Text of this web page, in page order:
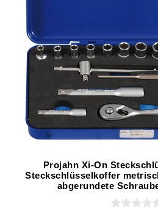
Projahn Xi-On
Steckschlüsselkoffer
abgerundete